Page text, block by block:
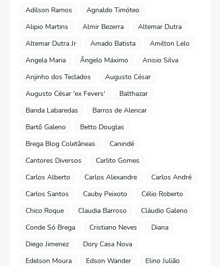
Adilson Ramos
Agnaldo Timóteo
Alipio Martins
Almir Bezerra
Altemar Dutra
Altemar Dutra Jr
Amado Batista
Amilton Lelo
Angela Maria
Ângelo Máximo
Anisio Silva
Anjinho dos Teclados
Augusto César
Augusto César 'ex Fevers'
Balthazar
Banda Labaredas
Barros de Alencar
Bartô Galeno
Betto Douglas
Brega Blog Coletâneas
Canindé
Cantores Diversos
Carlito Gomes
Carlos Alberto
Carlos Alexandre
Carlos André
Carlos Santos
Cauby Peixoto
Célio Roberto
Chico Roque
Claudia Barroso
Cláudio Galeno
Conde Só Brega
Cristiano Neves
Diana
Diego Jimenez
Dory Casa Nova
Edelson Moura
Edson Wander
Elino Julião